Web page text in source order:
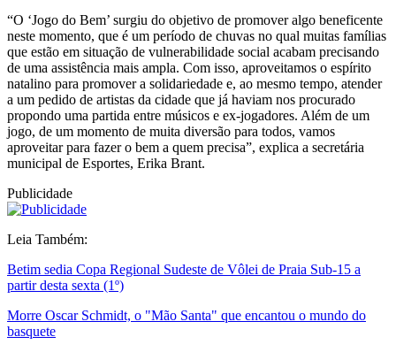
“O ‘Jogo do Bem’ surgiu do objetivo de promover algo beneficente
neste momento, que é um período de chuvas no qual muitas famílias
que estão em situação de vulnerabilidade social acabam precisando
de uma assistência mais ampla. Com isso, aproveitamos o espírito
natalino para promover a solidariedade e, ao mesmo tempo, atender
a um pedido de artistas da cidade que já haviam nos procurado
propondo uma partida entre músicos e ex-jogadores. Além de um
jogo, de um momento de muita diversão para todos, vamos
aproveitar para fazer o bem a quem precisa”, explica a secretária
municipal de Esportes, Erika Brant.
Publicidade
Leia Também:
Betim sedia Copa Regional Sudeste de Vôlei de Praia Sub-15 a
partir desta sexta (1º)
Morre Oscar Schmidt, o "Mão Santa" que encantou o mundo do
basquete